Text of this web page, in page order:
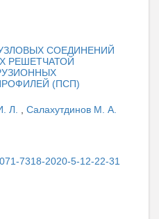
СОЕДИНЕНИЙ
РЕШЕТЧАТОЙ
(ПСП)
Л. , Салахутдинов М. А.
7318-2020-5-12-22-31